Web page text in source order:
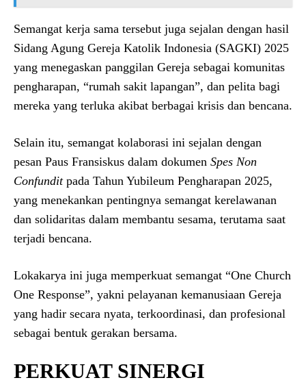
Semangat kerja sama tersebut juga sejalan dengan hasil
Sidang Agung Gereja Katolik Indonesia (SAGKI) 2025
yang menegaskan panggilan Gereja sebagai komunitas
pengharapan, “rumah sakit lapangan”, dan pelita bagi
mereka yang terluka akibat berbagai krisis dan bencana.
Selain itu, semangat kolaborasi ini sejalan dengan
pesan Paus Fransiskus dalam dokumen Spes Non
Confunditpada Tahun Yubileum Pengharapan 2025,
yang menekankan pentingnya semangat kerelawanan
dan solidaritas dalam membantu sesama, terutama saat
terjadi bencana.
Lokakarya ini juga memperkuat semangat “One Church
One Response”, yakni pelayanan kemanusiaan Gereja
yang hadir secara nyata, terkoordinasi, dan profesional
sebagai bentuk gerakan bersama.
PERKUAT SINERGI